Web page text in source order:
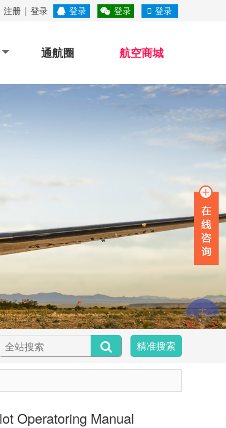
注册 | 登录 登录 登录 登录
通航圈 航空商城
精准搜索
Operatoring Manual